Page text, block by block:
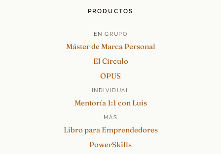
PRODUCTOS
EN GRUPO
Máster de Marca Personal
El Círculo
OPUS
INDIVIDUAL
Mentoría 1:1 con Luis
MÁS
Libro para Emprendedores
PowerSkills